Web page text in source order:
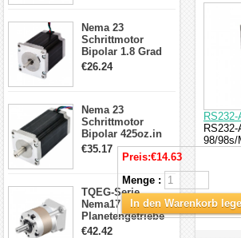
Nema 23
Schrittmotor
Bipolar 1.8 Grad
1.9Nm 3A 3.36V 4
€26.24
Nema 23
Schrittmotor
Bipolar 425oz.in
4.2A 57x57x114mm
4 Draht Hybrid
€35.17
TQEG-Serie
Nema17
Planetengetriebe
5:1 Spiel 15Arc-
€42.42
98/98s/
Preis:€14.63
Menge :
In den Warenkorb